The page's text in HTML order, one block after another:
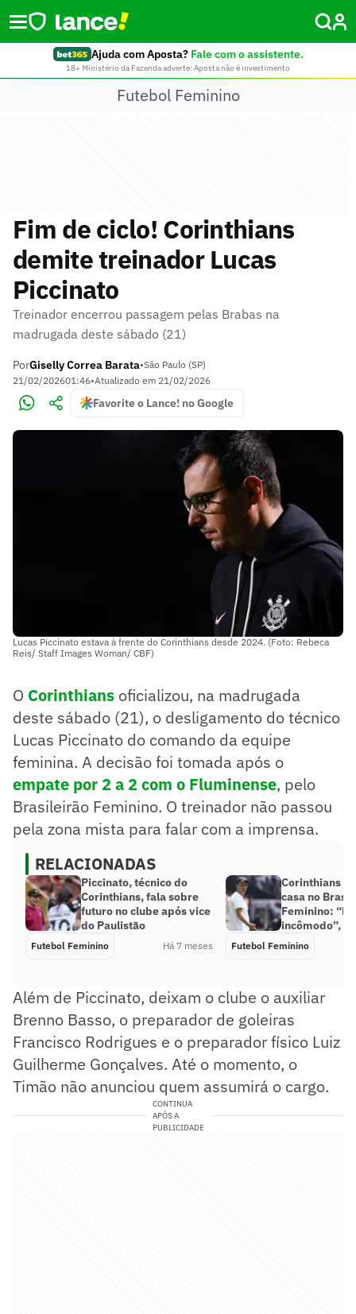
Ajuda com Aposta? Fale com o assistente.
18+ Ministério da Fazenda adverte: Aposta não é investimento
Futebol Feminino
Fim de ciclo! Corinthians
demite treinador Lucas
Piccinato
Treinador encerrou passagem pelas Brabas na
madrugada deste sábado (21)
PorGiselly Correa Barata•São Paulo (SP)
21/02/202601:46•Atualizado em 21/02/2026
Favorite o Lance! no Google
Lucas Piccinato estava à frente do Corinthians desde 2024. (Foto: Rebeca
Reis/ Staff Images Woman/ CBF)
O Corinthians oficializou, na madrugada
deste sábado (21), o desligamento do técnico
Lucas Piccinato do comando da equipe
feminina. A decisão foi tomada após o
empate por 2 a 2 com o Fluminense, pelo
Brasileirão Feminino. O treinador não passou
pela zona mista para falar com a imprensa.
RELACIONADAS
Piccinato, técnico do
Corinthians, fala sobre
futuro no clube após vice
do Paulistão
Futebol Feminino Há 7 meses
Corinthians é
casa no
Feminino:
incômodo”,
Futebol Feminino
Além de Piccinato, deixam o clube o auxiliar
Brenno Basso, o preparador de goleiras
Francisco Rodrigues e o preparador físico Luiz
Guilherme Gonçalves. Até o momento, o
Timão não anunciou quem assumirá o cargo.
CONTINUA
APÓS A
PUBLICIDADE